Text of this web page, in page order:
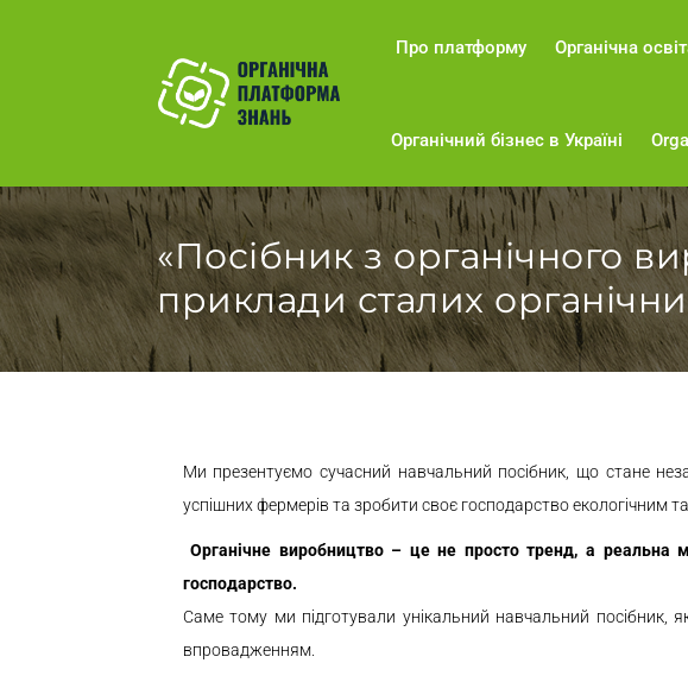
Про платформу Органічна
Органічний бізнес в Україні
«Посібник з органічного
приклади сталих
Ми презентуємо сучасний навчальний посібник, що стане
успішних фермерів та зробити своє господарство екологічним
Органічне виробництво – це не просто тренд, а реальна
господарство.
Саме тому ми підготували унікальний навчальний посібник,
впровадженням.